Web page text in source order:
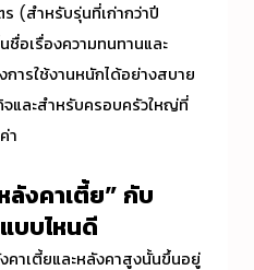
(สำหรับรุ่นที่เก่ากว่าปี
อเรื่องความทนทานและ
ารใช้งานหนักได้อย่างสบาย
จและสำหรับครอบครัวใหญ่ที่
า
ลังคาเตี้ย” กับ
บบไหนดี
คาเตี้ยและหลังคาสูงนั้นขึ้นอยู่